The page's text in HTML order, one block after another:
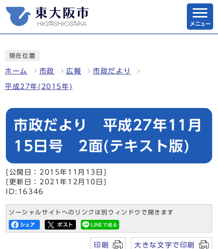
メニュー
現在位置
ホーム 市政 広報 市政だより
平成27年(2015年)
市政だより 平成27年11月
15日号 2面(テキスト版)
[公開日：2015年11月13日]
[更新日：2021年12月10日]
ID:16346
ソーシャルサイトへのリンクは別ウィンドウで開きます
印刷 大きな文字で印刷